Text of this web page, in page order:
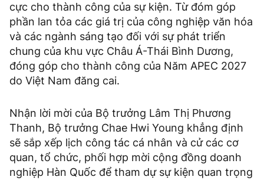
cực cho thành công của sự kiện. Từ đóm góp
phần lan tỏa các giá trị của công nghiệp văn hóa
và các ngành sáng tạo đối với sự phát triển
chung của khu vực Châu Á-Thái Bình Dương,
đóng góp cho thành công của Năm APEC 2027
do Việt Nam đăng cai.
Nhận lời mời của Bộ trưởng Lâm Thị Phương
Thanh, Bộ trưởng Chae Hwi Young khẳng định
sẽ sắp xếp lịch công tác cá nhân và cử các cơ
quan, tổ chức, phối hợp mời cộng đồng doanh
nghiệp Hàn Quốc để tham dự sự kiện quan trọng